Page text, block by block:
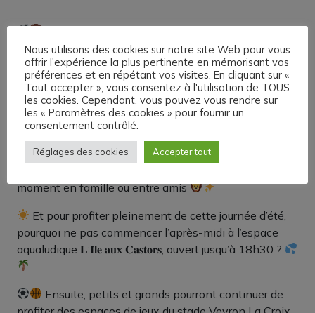
𝐂𝐢𝐧𝐞́𝐦𝐚 𝐞𝐧 𝐩𝐥𝐞𝐢𝐧 𝐚𝐢𝐫 : vivez une soirée magique
avec 𝐌𝐮𝐟𝐚𝐬𝐚 – 𝐋𝐞 𝐑𝐨𝐢 𝐋𝐢𝐨𝐧
Le vendredi 21 août, la Ville de Saint-Étienne de
Saint-Geoirs vous invite à une grande soirée cinéma
sous les étoiles au Stade Veyron La Croix
événement 𝐌𝐮𝐟𝐚𝐬𝐚 – 𝐋𝐞 𝐑𝐨𝐢 𝐋𝐢𝐨𝐧, dans une ambiance
moment en famille ou entre amis
Et pour profiter pleinement de cette journée d’été,
pourquoi ne pas commencer l’après-midi à l’espace
aqualudique 𝐋’𝐈̂𝐥𝐞 𝐚𝐮𝐱 𝐂𝐚𝐬𝐭𝐨𝐫𝐬, ouvert jusqu’à 18h30 ?
Ensuite, petits et grands pourront continuer de
Nous utilisons des cookies sur notre site Web pour vous
offrir l'expérience la plus pertinente en mémorisant vos
préférences et en répétant vos visites. En cliquant sur «
Tout accepter », vous consentez à l'utilisation de TOUS
les cookies. Cependant, vous pouvez vous rendre sur
les « Paramètres des cookies » pour fournir un
consentement contrôlé.
Réglages des cookies Accepter tout